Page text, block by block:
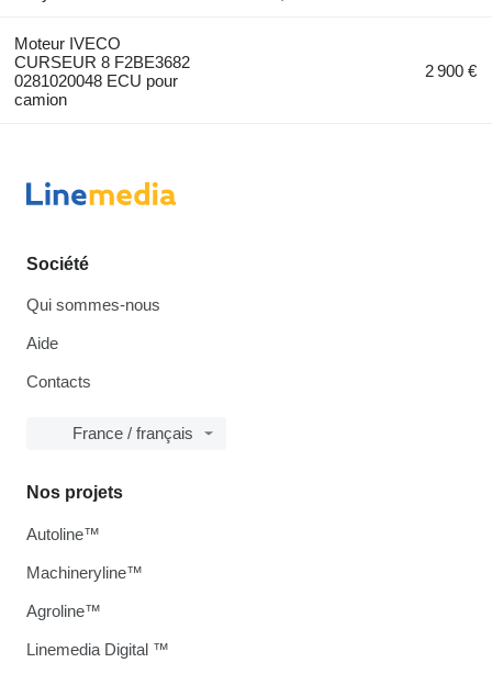
Moteur IVECO
CURSEUR 8 F2BE3682
0281020048 ECU pour
camion
2 900 €
Société
Qui sommes-nous
Aide
Contacts
France / français
Nos projets
Autoline™
Machineryline™
Agroline™
Linemedia Digital ™